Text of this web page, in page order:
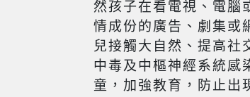
然孩子在看電視、電腦
情成份的廣告、劇集或
兒接觸大自然、提高社
中毒及中樞神經系統感
童，加強教育，防止出